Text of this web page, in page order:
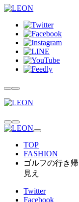
TOP
FASHION
ゴルフの行き
見え
Twitter
Facebook